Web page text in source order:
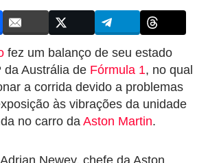
fez um balanço de seu estado
Austrália de Fórmula 1, no qual
a corrida devido a problemas
às vibrações da unidade
no carro da Aston Martin.
Newey, chefe da Aston